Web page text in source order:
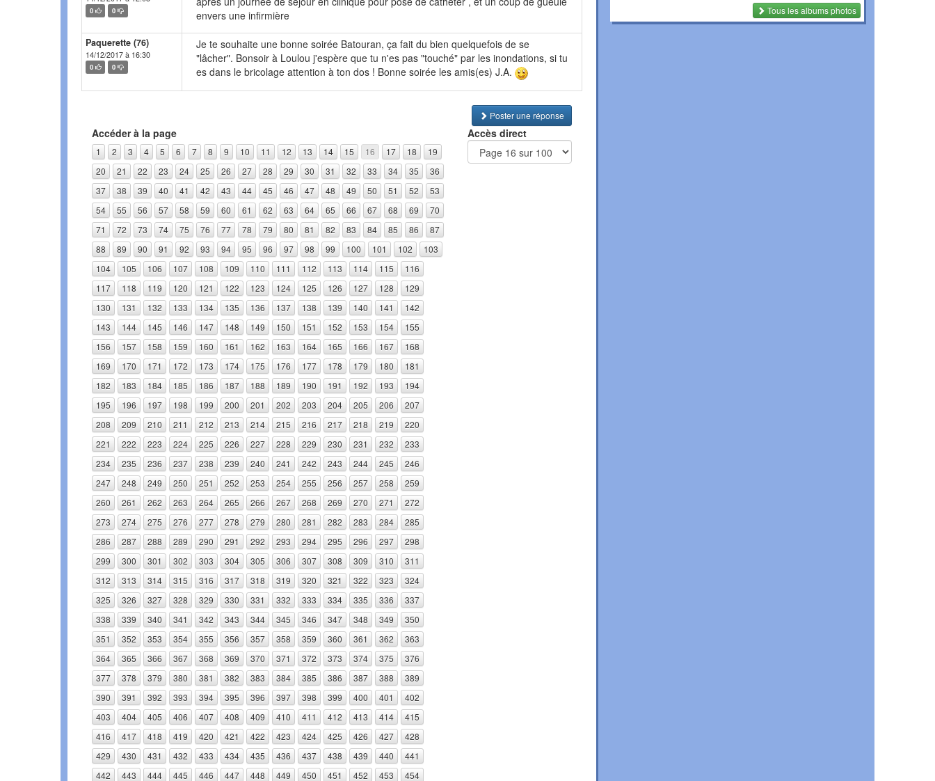
0 0
envers une infirmière
Paquerette (76)
14/12/2017 à 16:30
0 0
Je te souhaite une bonne soirée Batouran, ça fait du bien quelquefois de se
"lâcher". Bonsoir à Loulou j'espère que tu n'es pas "touché" par les inondations, si tu
es dans le bricolage attention à ton dos ! Bonne soirée les amis(es) J.A.
Poster une réponse
Accéder à la page
1 2 3 4 5 6 7 8 9 10 11 12 13 14 15 16 17 18
19
20
21 22 23 24 25 26 27 28 29 30 31 32 33 34 35
36
37
38 39 40 41 42 43 44 45 46 47 48 49 50 51 52
53
54
55 56 57 58 59 60 61 62 63 64 65 66 67 68 69
70
71
72 73 74 75 76 77 78 79 80 81 82 83 84 85 86
87
88
89 90 91 92 93 94 95 96 97 98 99 100 101 102
103
104
105 106 107 108 109 110 111 112 113 114 115
116
117
118 119 120 121 122 123 124 125 126 127 128
129
130
131 132 133 134 135 136 137 138 139 140 141
142
143
144 145 146 147 148 149 150 151 152 153 154
155
156
157 158 159 160 161 162 163 164 165 166 167
168
169
170 171 172 173 174 175 176 177 178 179 180
181
182
183 184 185 186 187 188 189 190 191 192 193
194
195
196 197 198 199 200 201 202 203 204 205 206
207
208
209 210 211 212 213 214 215 216 217 218 219
220
221
222 223 224 225 226 227 228 229 230 231 232
233
234
235 236 237 238 239 240 241 242 243 244 245
246
247
248 249 250 251 252 253 254 255 256 257 258
259
260
261 262 263 264 265 266 267 268 269 270 271
272
273
274 275 276 277 278 279 280 281 282 283 284
285
286
287 288 289 290 291 292 293 294 295 296 297
298
299
300 301 302 303 304 305 306 307 308 309 310
311
312
313 314 315 316 317 318 319 320 321 322 323
324
325
326 327 328 329 330 331 332 333 334 335 336
337
338
339 340 341 342 343 344 345 346 347 348 349
350
351
352 353 354 355 356 357 358 359 360 361 362
363
364
365 366 367 368 369 370 371 372 373 374 375
376
377
378 379 380 381 382 383 384 385 386 387 388
389
390
391 392 393 394 395 396 397 398 399 400 401
402
403
404 405 406 407 408 409 410 411 412 413 414
415
416
417 418 419 420 421 422 423 424 425 426 427
428
429
430 431 432 433 434 435 436 437 438 439 440
441
442
443 444 445 446 447 448 449 450 451 452 453 454
Accès direct
Tous les albums photos